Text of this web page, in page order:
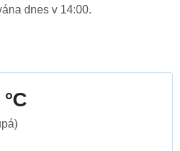
dnes v 14:00.